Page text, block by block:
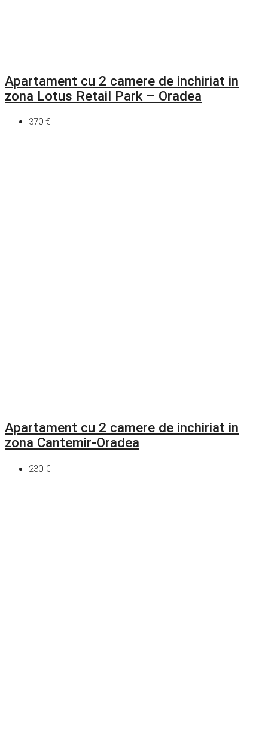
Apartament cu 2 camere de inchiriat in
zona Lotus Retail Park – Oradea
370 €
Apartament cu 2 camere de inchiriat in
zona Cantemir-Oradea
230 €